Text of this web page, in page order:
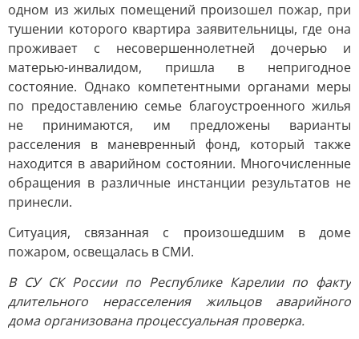
одном из жилых помещений произошел пожар, при
тушении которого квартира заявительницы, где она
проживает с несовершеннолетней дочерью и
матерью-инвалидом, пришла в непригодное
состояние. Однако компетентными органами меры
по предоставлению семье благоустроенного жилья
не принимаются, им предложены варианты
расселения в маневренный фонд, который также
находится в аварийном состоянии. Многочисленные
обращения в различные инстанции результатов не
принесли.
Ситуация, связанная с произошедшим в доме
пожаром, освещалась в СМИ.
В СУ СК России по Республике Карелии по факту
длительного нерасселения жильцов аварийного
дома организована процессуальная проверка.